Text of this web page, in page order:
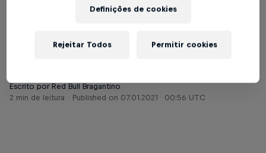
Paulo e volta a vencer
no Brasileirão
Escrito por Red Bull Bragantino
2 min de leitura
Published on 07.01.2021 · 00:56 UTC
Definições de cookies
Rejeitar Todos Permitir cookies